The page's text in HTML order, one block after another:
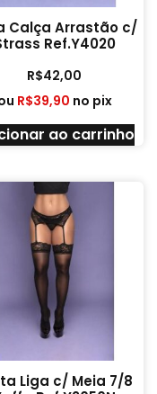
Calça Arrastão c/
Ref.Y4020
R$42,00
R$39,90 no pix
ao carrinho
Liga c/ Meia 7/8